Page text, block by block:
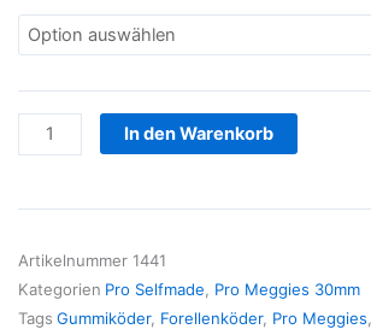
Meggies
30mm
Menge
In den Warenkorb
Artikelnummer 1441
Kategorien Pro Selfmade
Pro Meggies 30mm
Tags Gummiköder, Forellenköder, Pro Meggies